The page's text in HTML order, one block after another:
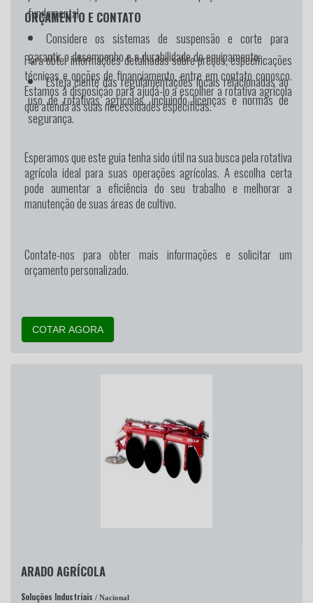
fundamental.
Considere os sistemas de suspensão e corte para
garantir o desempenho e a durabilidade do equipamento.
Esteja ciente das regulamentações locais relacionadas ao
uso de rotativas agrícolas, incluindo licenças e normas de
segurança.
ORÇAMENTO E CONTATO
Para obter informações detalhadas sobre preços, especificações
técnicas e opções de financiamento, entre em contato conosco.
Estamos à disposição para ajudá-lo a escolher a rotativa agrícola
que atenda às suas necessidades específicas.
Esperamos que este guia tenha sido útil na sua busca pela rotativa
agrícola ideal para suas operações agrícolas. A escolha certa
pode aumentar a eficiência do seu trabalho e melhorar a
manutenção de suas áreas de cultivo.
Contate-nos para obter mais informações e solicitar um
orçamento personalizado.
COTAR AGORA
ARADO AGRÍCOLA
Soluções Industriais / Nacional